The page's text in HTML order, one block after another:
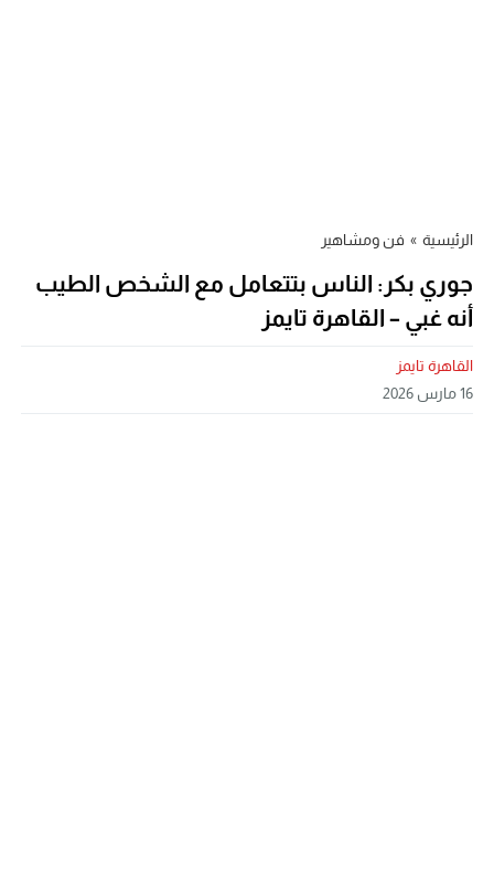
الرئيسية » فن ومشاهير
جوري بكر: الناس بتتعامل مع الشخص الطيب
أنه غبي – القاهرة تايمز
القاهرة تايمز
16 مارس 2026